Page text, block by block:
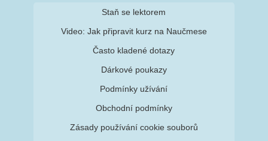
Staň se lektorem
Video: Jak připravit kurz na Naučmese
Často kladené dotazy
Dárkové poukazy
Podmínky užívání
Obchodní podmínky
Zásady používání cookie souborů